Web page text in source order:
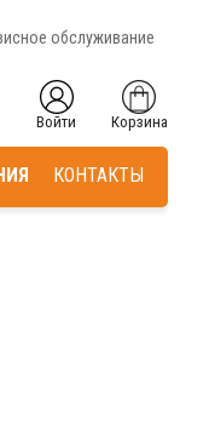
обслуживание
Войти Корзина
КОНТАКТЫ